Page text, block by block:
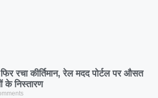
रचा कीर्तिमान, रेल मदद पोर्टल पर औसत
के निस्तारण